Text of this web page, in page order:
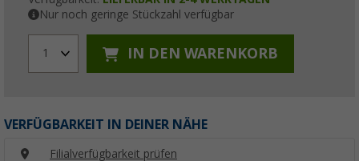
Nur noch geringe Stückzahl verfügbar
1 IN DEN WARENKORB
VERFÜGBARKEIT IN DEINER NÄHE
Filialverfügbarkeit prüfen